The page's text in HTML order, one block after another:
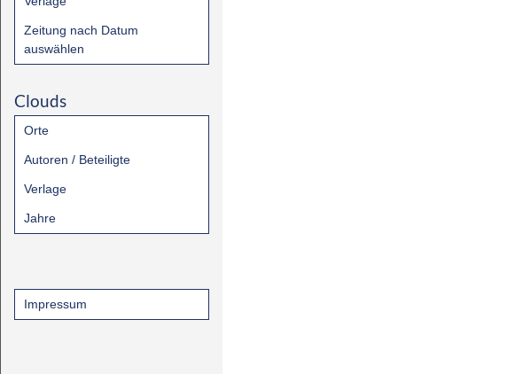
Zeitung nach Datum
auswählen
Clouds
Orte
Autoren / Beteiligte
Verlage
Jahre
Impressum